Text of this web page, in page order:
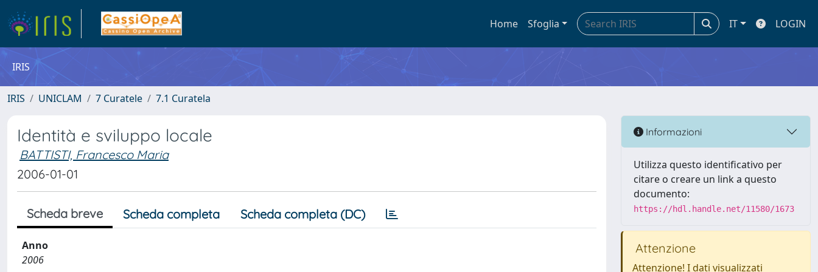
Home Sfoglia IT LOGIN
IRIS
IRIS UNICLAM 7 Curatele 7.1 Curatela
Identità e sviluppo locale
BATTISTI, Francesco Maria
2006-01-01
Scheda breve Scheda completa Scheda completa (DC)
Anno
2006
Informazioni
Utilizza questo identificativo per
citare o creare un link a questo
documento:
https://hdl.handle.net/11580/1673
Attenzione
Attenzione! I dati visualizzati